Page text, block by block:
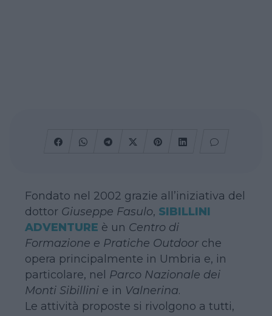
Fondato nel 2002 grazie all’iniziativa del
dottor Giuseppe Fasulo, SIBILLINI
ADVENTURE è un Centro di
Formazione e Pratiche Outdoorche
opera principalmente in Umbria e, in
particolare, nel Parco Nazionale dei
Monti Sibillinie in Valnerina.
Le attività proposte si rivolgono a tutti,